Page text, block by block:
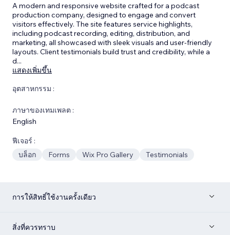
A modern and responsive website crafted for a podcast
production company, designed to engage and convert
visitors effectively. The site features service highlights,
including podcast recording, editing, distribution, and
marketing, all showcased with sleek visuals and user-friendly
layouts. Client testimonials build trust and credibility, while a
d...
แสดงเพิ่มขึ้น
อุตสาหกรรม :
ภาษาของเทมเพลต :
English
ฟีเจอร์ :
บล็อก
Forms Wix Pro Gallery Testimonials
การให้สิทธิ์ใช้งานครั้งเดียว
สิ่งที่ควรทราบ